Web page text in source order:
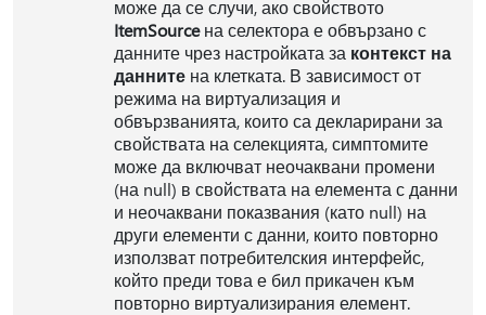
може да се случи, ако свойството
ItemSourceна селектора е обвързано с
данните чрез настройката за контекст на
данните на клетката. В зависимост от
режима на виртуализация и
обвързванията, които са декларирани за
свойствата на селекцията, симптомите
може да включват неочаквани промени
(на null) в свойствата на елемента с данни
и неочаквани показвания (като null) на
други елементи с данни, които повторно
използват потребителския интерфейс,
който преди това е бил прикачен към
повторно виртуализирания елемент.